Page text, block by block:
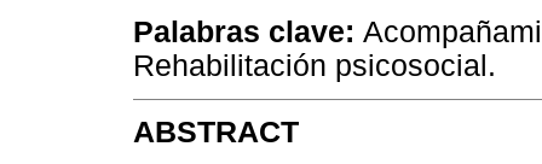
Palabras clave:
Rehabilitación psicosocial.
ABSTRACT